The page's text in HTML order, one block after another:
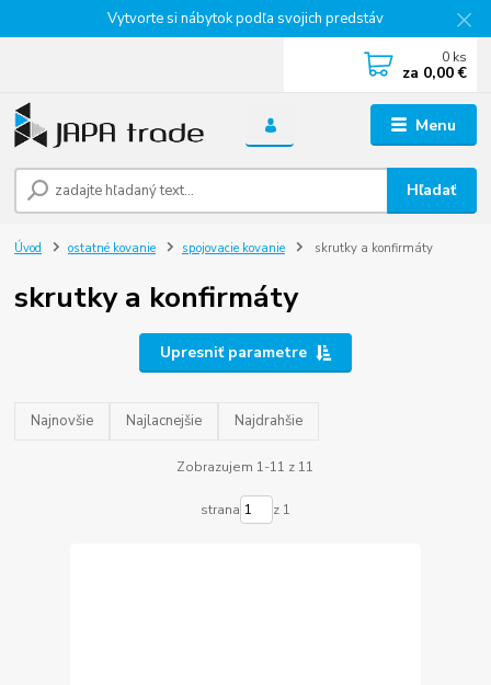
Vytvorte si nábytok podľa svojich predstáv
Menu
Hľadať
0 ks
za 0,00 €
Úvod ostatné kovanie spojovacie kovanie skrutky a konfirmáty
skrutky a konfirmáty
Upresniť parametre
Najnovšie Najlacnejšie Najdrahšie
Zobrazujem 1-11 z 11
strana z 1